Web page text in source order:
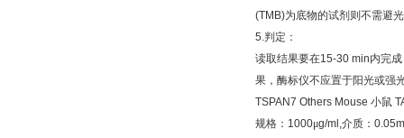
(TMB)为底物的试剂则不需避
5.判定：
读取结果要在15-30 min内完
果，酶标仪不应置于阳光或强
TSPAN7 Others Mouse 小鼠
规格： 1000μg/ml,介质：